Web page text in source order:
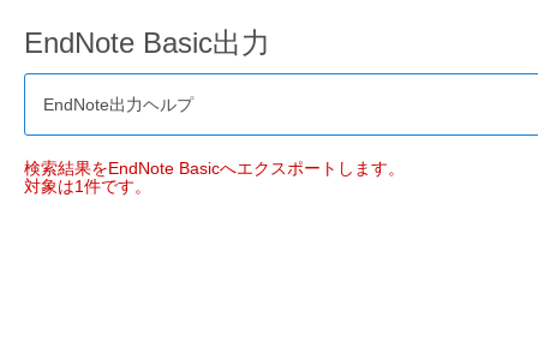
EndNote Basic出力
EndNote出力ヘルプ
検索結果をEndNote Basicへエクスポートします。
対象は1件です。